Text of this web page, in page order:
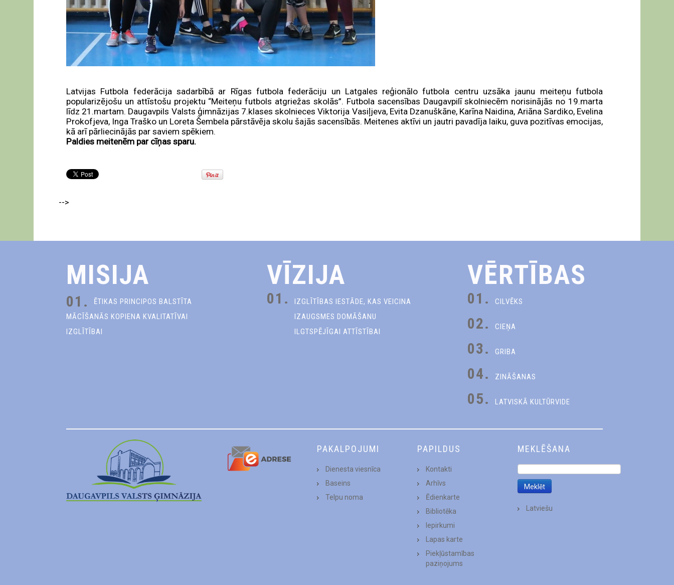
Latvijas Futbola federācija sadarbībā ar Rīgas futbola federāciju un Latgales reģionālo futbola centru uzsāka jaunu meiteņu futbola
popularizējošu un attīstošu projektu “Meiteņu futbols atgriežas skolās”. Futbola sacensības Daugavpilī skolniecēm norisinājās no 19.marta
līdz 21.martam. Daugavpils Valsts ģimnāzijas 7.klases skolnieces Viktorija Vasiļjeva, Evita Dzanuškāne, Karīna Naidina, Ariāna Sardiko, Evelina
Prokofjeva, Inga Traško un Loreta Šembela pārstāvēja skolu šajās sacensībās. Meitenes aktīvi un jautri pavadīja laiku, guva pozitīvas emocijas,
kā arī pārliecinājās par saviem spēkiem.
Paldies meitenēm par cīņas sparu.
-->
MISIJA
01.
ĒTIKAS PRINCIPOS BALSTĪTA
MĀCĪŠANĀS KOPIENA KVALITATĪVAI
IZGLĪTĪBAI
VĪZIJA
01.
IZGLĪTĪBAS IESTĀDE, KAS VEICINA
IZAUGSMES DOMĀŠANU
ILGTSPĒJĪGAI ATTĪSTĪBAI
VĒRTĪBAS
01. CILVĒKS
02. CIEŅA
03. GRIBA
04. ZINĀŠANAS
05. LATVISKĀ KULTŪRVIDE
PAKALPOJUMI
Dienesta viesnīca
Baseins
Telpu noma
PAPILDUS
Kontakti
Arhīvs
Ēdienkarte
Bibliotēka
Iepirkumi
Lapas karte
Piekļūstamības
paziņojums
MEKLĒŠANA
Latviešu